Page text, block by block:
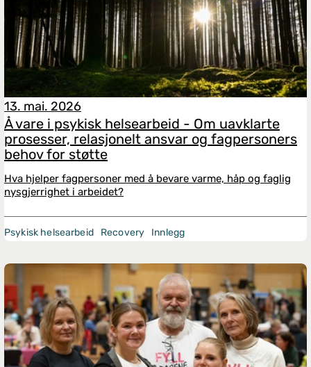
13. mai. 2026
Å vare i psykisk helsearbeid - Om uavklarte
prosesser, relasjonelt ansvar og fagpersoners
behov for støtte
Hva hjelper fagpersoner med å bevare varme, håp og faglig
nysgjerrighet i arbeidet?
Psykisk helsearbeid Recovery Innlegg